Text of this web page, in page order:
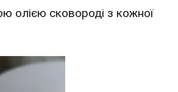
олією сковороді з кожної